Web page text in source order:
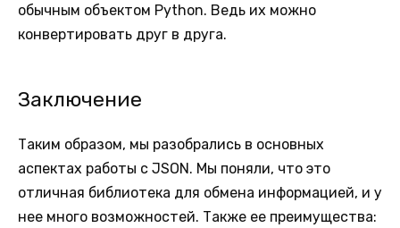
обычным объектом Python. Ведь их можно
конвертировать друг в друга.
Заключение
Таким образом, мы разобрались в основных
аспектах работы с JSON. Мы поняли, что это
отличная библиотека для обмена информацией, и у
нее много возможностей. Также ее преимущества: